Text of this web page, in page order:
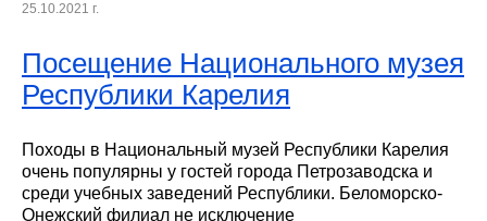
25.10.2021 г.
Посещение Национального музея
Республики Карелия
Походы в Национальный музей Республики Карелия
очень популярны у гостей города Петрозаводска и
среди учебных заведений Республики. Беломорско-
Онежский филиал не исключение